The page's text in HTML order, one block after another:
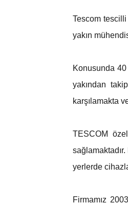
Tescom
yakın
Konusunda 40
yakından
karşılamakta
TESCOM
yerlerde
Firmamız